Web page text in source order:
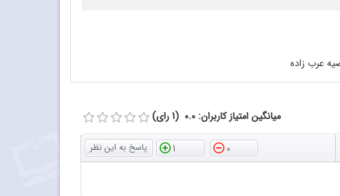
عرب زاده
میانگین امتیاز کاربران: 0.0 (1 رای)
0
1